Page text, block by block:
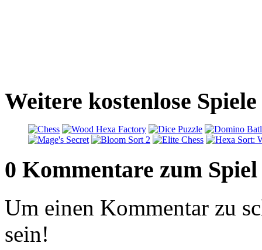
Weitere kostenlose
0 Kommentare zum Spiel
Um einen Kommentar zu
sein!